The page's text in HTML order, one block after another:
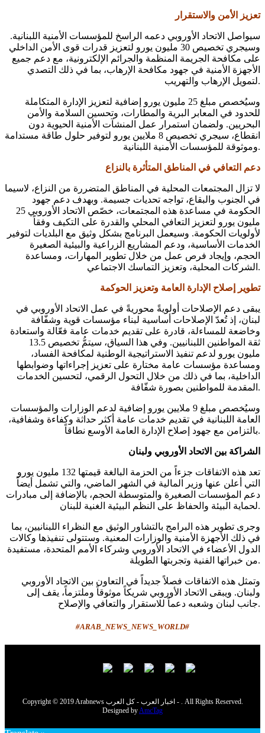
تعزيز الأمن والاستقرار
سيواصل الاتحاد الأوروبي دعمه الراسخ للمؤسسات الأمنية اللبنانية.
وسيجري تخصيص 30 مليون يورو لتعزيز قدرات قوى الأمن الداخلي
على مكافحة الجريمة المنظمة والجرائم الإلكترونية، مع دعم جميع
الأجهزة الأمنية في جهود مكافحة الإرهاب، بما في ذلك التصدي
لتمويل الإرهاب والتهريب.
وسيُخصص مبلغ 25 مليون يورو إضافية لتعزيز الإدارة المتكاملة
للحدود في المعابر البرية والمطارات، وتحسين السلامة والأمن
البحريين. ولضمان استمرار عمل المنشآت الأمنية الحيوية دون
انقطاع، سيجري تخصيص 8 ملايين يورو لتوفير حلول طاقة مستدامة
وموثوقة للمؤسسات الأمنية اللبنانية.
دعم التعافي في المناطق المتأثرة بالنزاع
لا تزال المجتمعات المحلية في المناطق المتضررة من النزاع، لاسيما
في الجنوب والبقاع، تواجه تحديات جسيمة. وبهدف دعم جهود
الحكومة في مساعدة هذه المجتمعات، خصّص الاتحاد الأوروبي 25
مليون يورو لتعزيز التعافي المحلي والقدرة على التكيف وفقاً
لأولويات الحكومة. وسيعمل البرنامج بشكل وثيق مع البلديات لتوفير
الخدمات الأساسية، ودعم المشاريع الزراعية والبيئية الصغيرة
الحجم، وإيجاد فرص عمل من خلال تطوير المهارات، ومساعدة
الشركات المحلية، وتعزيز التماسك الاجتماعي.
تطوير إصلاح الإدارة العامة وتعزيز الحوكمة
يبقى دعم الإصلاحات أولويةً محوريةً في عمل الاتحاد الأوروبي في
لبنان، إذ تُعدّ الإصلاحات أساسية لبناء مؤسسات قوية وشفّافة
وخاضعة للمساءلة، قادرة على تقديم خدمات عامة فعّالة واستعادة
ثقة المواطنين اللبنانيين. وفي هذا السياق، سيتمُّ تخصيص 13.5
مليون يورو لدعم تنفيذ الاستراتيجية الوطنية لمكافحة الفساد،
ومساعدة مؤسسات عامة مختارة على تعزيز إجراءاتها وضوابطها
الداخلية، بما في ذلك من خلال التحول الرقمي، لتحسين الخدمات
المقدمة للمواطنين بصورة شفّافة.
وسيُخصص مبلغ 9 ملايين يورو إضافية لدعم الوزارات والمؤسسات
العامة اللبنانية في تقديم خدمات عامة أكثر حداثة وكفاءة وشفافية،
بالتزامن مع جهود إصلاح الإدارة العامة الأوسع نطاقاً.
الشراكة بين الاتحاد الأوروبي ولبنان
تعد هذه الاتفاقات جزءاً من الحزمة البالغة قيمتها 132 مليون يورو
التي أعلن عنها وزير المالية في الشهر الماضي، والتي تشمل أيضاً
دعم المؤسسات الصغيرة والمتوسطة الحجم، بالإضافة إلى مبادرات
لحماية البيئة والحفاظ على النظم البيئية الغنية للبنان.
وجرى تطوير هذه البرامج بالتشاور الوثيق مع النظراء اللبنانيين، بما
في ذلك الأجهزة الأمنية والوزارات المعنية. وستتولى تنفيذها وكالات
الدول الأعضاء في الاتحاد الأوروبي وشركاء الأمم المتحدة، مستفيدة
من خبراتها الفنية وتجربتها الطويلة.
وتمثل هذه الاتفاقات فصلاً جديداً في التعاون بين الاتحاد الأوروبي
ولبنان. ويبقى الاتحاد الأوروبي شريكاً موثوقاً وملتزماً، يقف إلى
جانب لبنان وشعبه دعماً للاستقرار والتعافي والإصلاح.
#ARAB_NEWS_NEWS_WORLD#
Copyright © 2019 Arabnews اخبار العرب - كل العرب - . All Rights Reserved.
Designed byAmcTag